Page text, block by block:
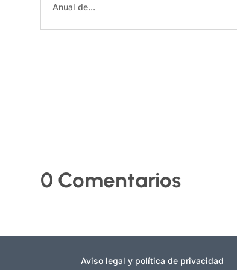
Anual de...
0 Comentarios
Aviso legal y política de privacidad